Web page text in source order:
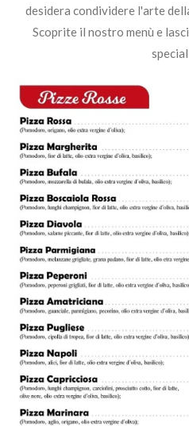
desidera condividere l'arte
Scoprite il nostro menù e